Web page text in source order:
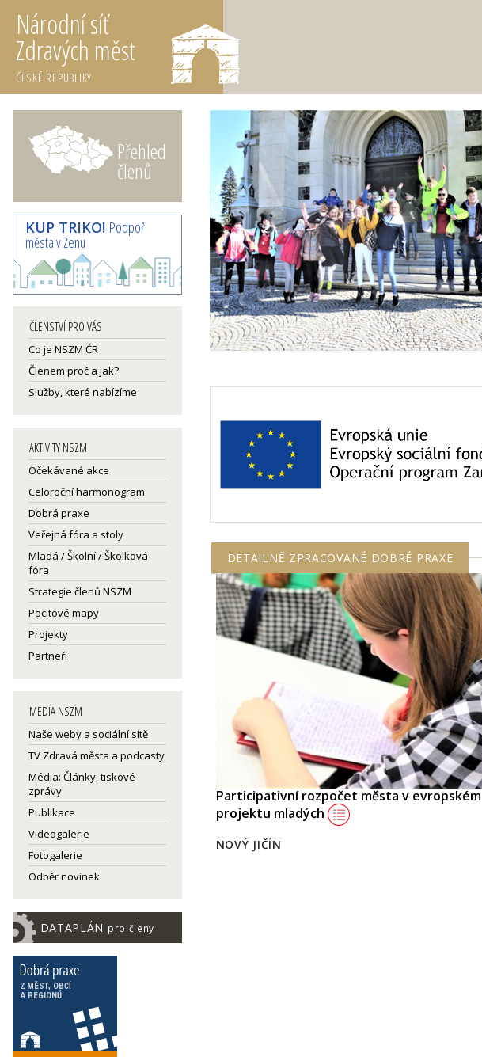
Národní síť
Zdravých měst
ČESKÉ REPUBLIKY
Přehled
členů
KUP TRIKO! Podpoř
města v Zenu
ČLENSTVÍ PRO VÁS
Co je NSZM ČR
Členem proč a jak?
Služby, které nabízíme
AKTIVITY NSZM
Očekávané akce
Celoroční harmonogram
Dobrá praxe
Veřejná fóra a stoly
Mladá / Školní / Školková
fóra
Strategie členů NSZM
Pocitové mapy
Projekty
Partneři
MEDIA NSZM
Naše weby a sociální sítě
TV Zdravá města a podcasty
Média: Články, tiskové
zprávy
Publikace
Videogalerie
Fotogalerie
Odběr novinek
DATAPLÁN pro členy
DETAILNĚ ZPRACOVANÉ DOBRÉ PRAXE
Participativní rozpočet města v evropském
projektu mladých
NOVÝ JIČÍN